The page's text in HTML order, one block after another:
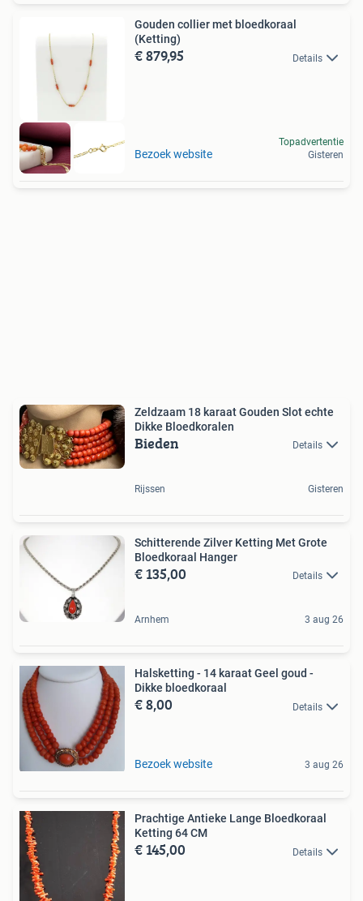
Gouden collier met bloedkoraal
(Ketting)
€ 879,95 Details
Bezoek website
Topadvertentie
Gisteren
Zeldzaam 18 karaat Gouden Slot echte
Dikke Bloedkoralen
Bieden Details
Rijssen Gisteren
Schitterende Zilver Ketting Met Grote
Bloedkoraal Hanger
€ 135,00 Details
Arnhem 3 aug 26
Halsketting - 14 karaat Geel goud -
Dikke bloedkoraal
€ 8,00 Details
Bezoek website 3 aug 26
Prachtige Antieke Lange Bloedkoraal
Ketting 64 CM
€ 145,00 Details